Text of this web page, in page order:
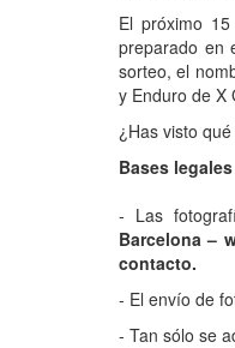
El próximo
preparado en
sorteo, el
y Enduro de X
¿Has visto
Bases
- Las
Barcelona –
contacto.
- El envío de
- Tan sólo se